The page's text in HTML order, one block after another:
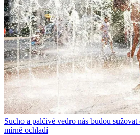
Sucho a palčivé vedro nás budou sužovat
mírně ochladí